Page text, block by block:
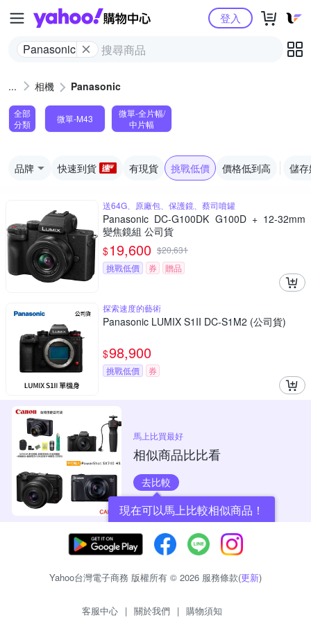
Yahoo購物中心
Panasonic
登入
相機 Panasonic
全部
分類
微單-M43
微單-全片幅/
中片幅
品牌 快速到貨 有現貨 挑戰低價 價格低到高 儲
送64G、原廠包、保護鏡、蔡司噴罐
Panasonic DC-G100DK G100D + 12-32mm
變焦鏡組 公司貨
$19,600 $20,631
挑戰低價
券 贈品
探索速度的藝術
Panasonic LUMIX S1II DC-S1M2 (公司貨)
$98,900
挑戰低價 券
馬上比買最好
相似商品比比看
去比較
現在可以馬上比較相似商品！
Yahoo台灣電子商務 版權所有 © 2026 服務條款(更新)
客服中心 | 關於我們 | 購物須知